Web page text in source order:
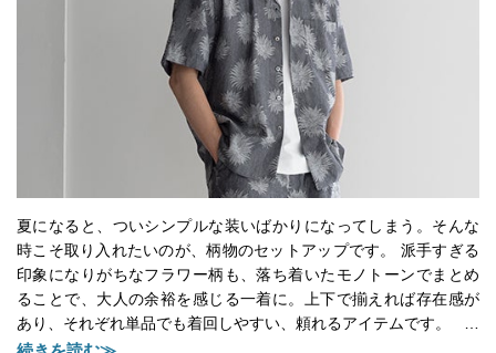
夏になると、ついシンプルな装いばかりになってしまう。そんな
時こそ取り入れたいのが、柄物のセットアップです。 派手すぎる
印象になりがちなフラワー柄も、落ち着いたモノトーンでまとめ
ることで、大人の余裕を感じる一着に。上下で揃えれば存在感が
あり、それぞれ単品でも着回しやすい、頼れるアイテムです。 …